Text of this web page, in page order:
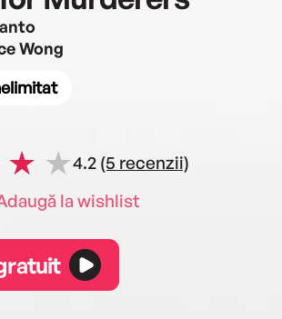
Wong
4.2 (5 recenzii)
la wishlist